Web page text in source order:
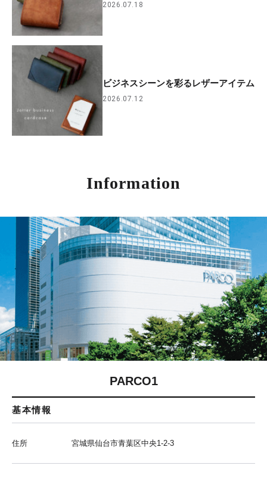
2026.07.18
ビジネスシーンを彩るレザーアイテム
2026.07.12
Information
PARCO1
基本情報
住所 宮城県仙台市青葉区中央1-2-3